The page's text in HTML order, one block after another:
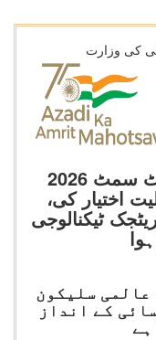
کی وزارت
بھارت نے انڈیا اے آئی امپیکٹ سمٹ 2026
اختیار کی،
ٹیکنالوجی
سلیکون
کے انداز